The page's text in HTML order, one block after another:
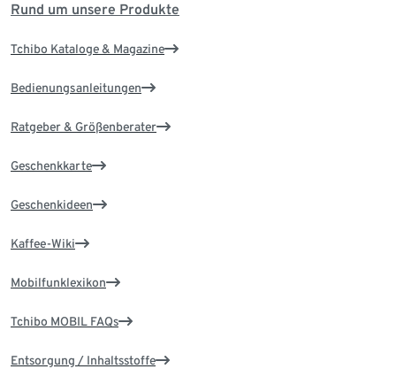
Rund um unsere Produkte
Tchibo Kataloge & Magazine
Bedienungsanleitungen
Ratgeber & Größenberater
Geschenkkarte
Geschenkideen
Kaffee-Wiki
Mobilfunklexikon
Tchibo MOBIL FAQs
Entsorgung / Inhaltsstoffe